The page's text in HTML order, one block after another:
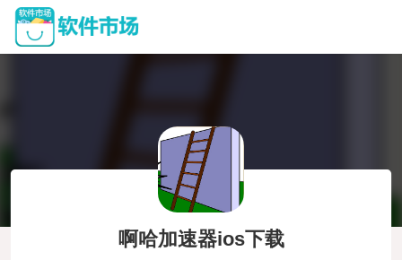
啊哈加速器ios下载